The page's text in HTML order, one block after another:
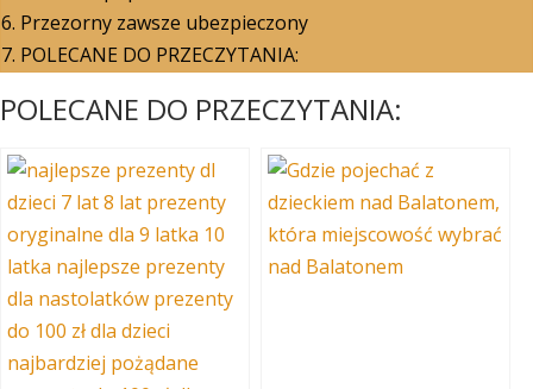
6. Przezorny zawsze ubezpieczony
7. POLECANE DO PRZECZYTANIA:
POLECANE DO PRZECZYTANIA: